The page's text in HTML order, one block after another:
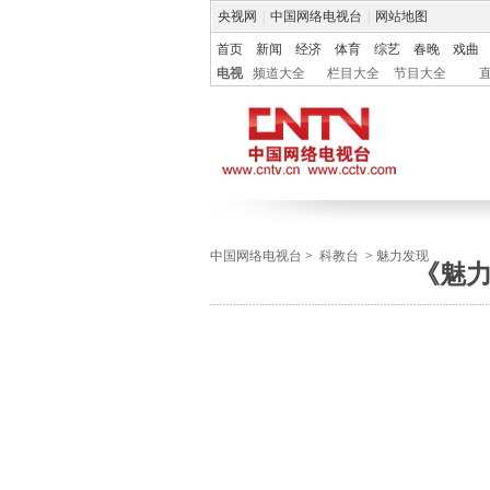
央视网 中国网络电视台 网站地图
首页 新闻 经济 体育 综艺 春晚
戏曲
电视
频道大全 栏目大全 节目大全
中国网络电视台 > 科教台 > 魅力发现
《魅